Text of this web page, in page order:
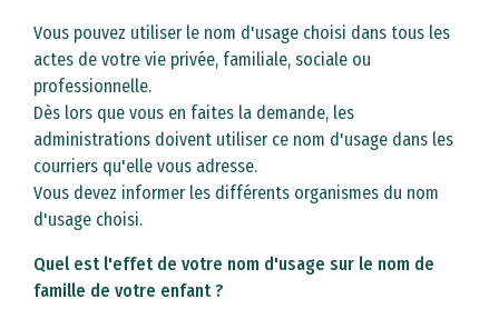
Vous pouvez utiliser le nom d'usage choisi dans tous les
actes de votre vie privée, familiale, sociale ou
professionnelle.
Dès lors que vous en faites la demande, les
administrations doivent utiliser ce nom d'usage dans les
courriers qu'elle vous adresse.
Vous devez informer les différents organismes du nom
d'usage choisi.
Quel est l'effet de votre nom d'usage sur le nom de
famille de votre enfant ?